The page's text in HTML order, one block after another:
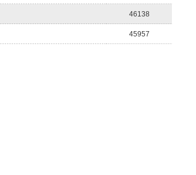
46138
45957